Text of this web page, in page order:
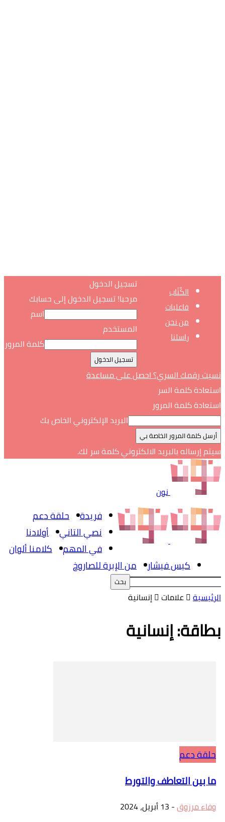
الكُتّاب
فاعليات
من نحن
راسلنا
تسجيل الدخول
مرحبا! تسجيل الدخول إلى حسابك
اسم
المستخدم
كلمة المرور
نسيت رقمك السري؟ احصل على مساعدة
استعادة كلمة السر
استعادة كلمة المرور
البريد الإلكتروني الخاص بك
سيتم إرساله بالبريد الالكتروني كلمة سر لك.
نون
فريدة
حلقة دعم
نصي التاني
أولادنا
في المهم
كلامنا ألوان
كيس فيشار
من الإبرة للصاروخ
الرئيسية علامات إنسانية
بطاقة: إنسانية
حلقة دعم
ما بين التعاطف والتورط
وفاء مرزوق- 13 أبريل، 2024